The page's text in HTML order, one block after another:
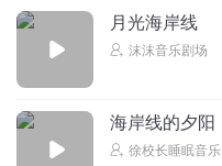
月光海岸线
沫沫音乐剧场
海岸线的夕阳
徐校长睡眠音乐